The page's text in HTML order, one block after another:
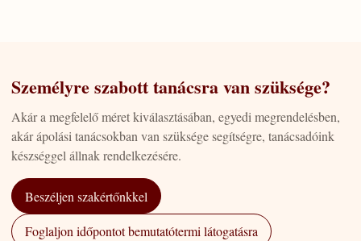
Személyre szabott tanácsra van szüksége?
Akár a megfelelő méret kiválasztásában, egyedi megrendelésben,
akár ápolási tanácsokban van szüksége segítségre, tanácsadóink
készséggel állnak rendelkezésére.
Beszéljen szakértőnkkel
Foglaljon időpontot bemutatótermi látogatásra